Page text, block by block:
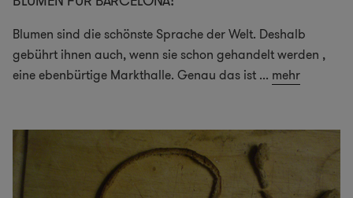
Blumen sind die schönste Sprache der Welt. Deshalb
gebührt ihnen auch, wenn sie schon gehandelt werden ,
eine ebenbürtige Markthalle. Genau das ist ... mehr